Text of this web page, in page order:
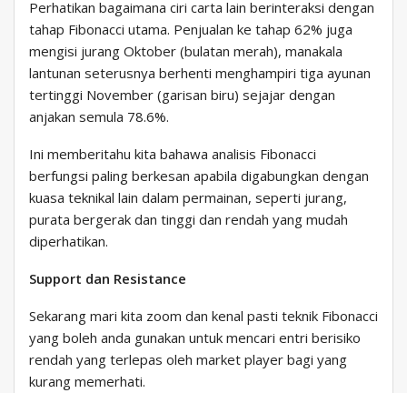
Perhatikan bagaimana ciri carta lain berinteraksi dengan
tahap Fibonacci utama. Penjualan ke tahap 62% juga
mengisi jurang Oktober (bulatan merah), manakala
lantunan seterusnya berhenti menghampiri tiga ayunan
tertinggi November (garisan biru) sejajar dengan
anjakan semula 78.6%.
Ini memberitahu kita bahawa analisis Fibonacci
berfungsi paling berkesan apabila digabungkan dengan
kuasa teknikal lain dalam permainan, seperti jurang,
purata bergerak dan tinggi dan rendah yang mudah
diperhatikan.
Support dan Resistance
Sekarang mari kita zoom dan kenal pasti teknik Fibonacci
yang boleh anda gunakan untuk mencari entri berisiko
rendah yang terlepas oleh market player bagi yang
kurang memerhati.